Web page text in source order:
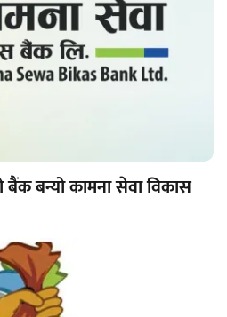
बैंक बन्यो कामना सेवा विकास